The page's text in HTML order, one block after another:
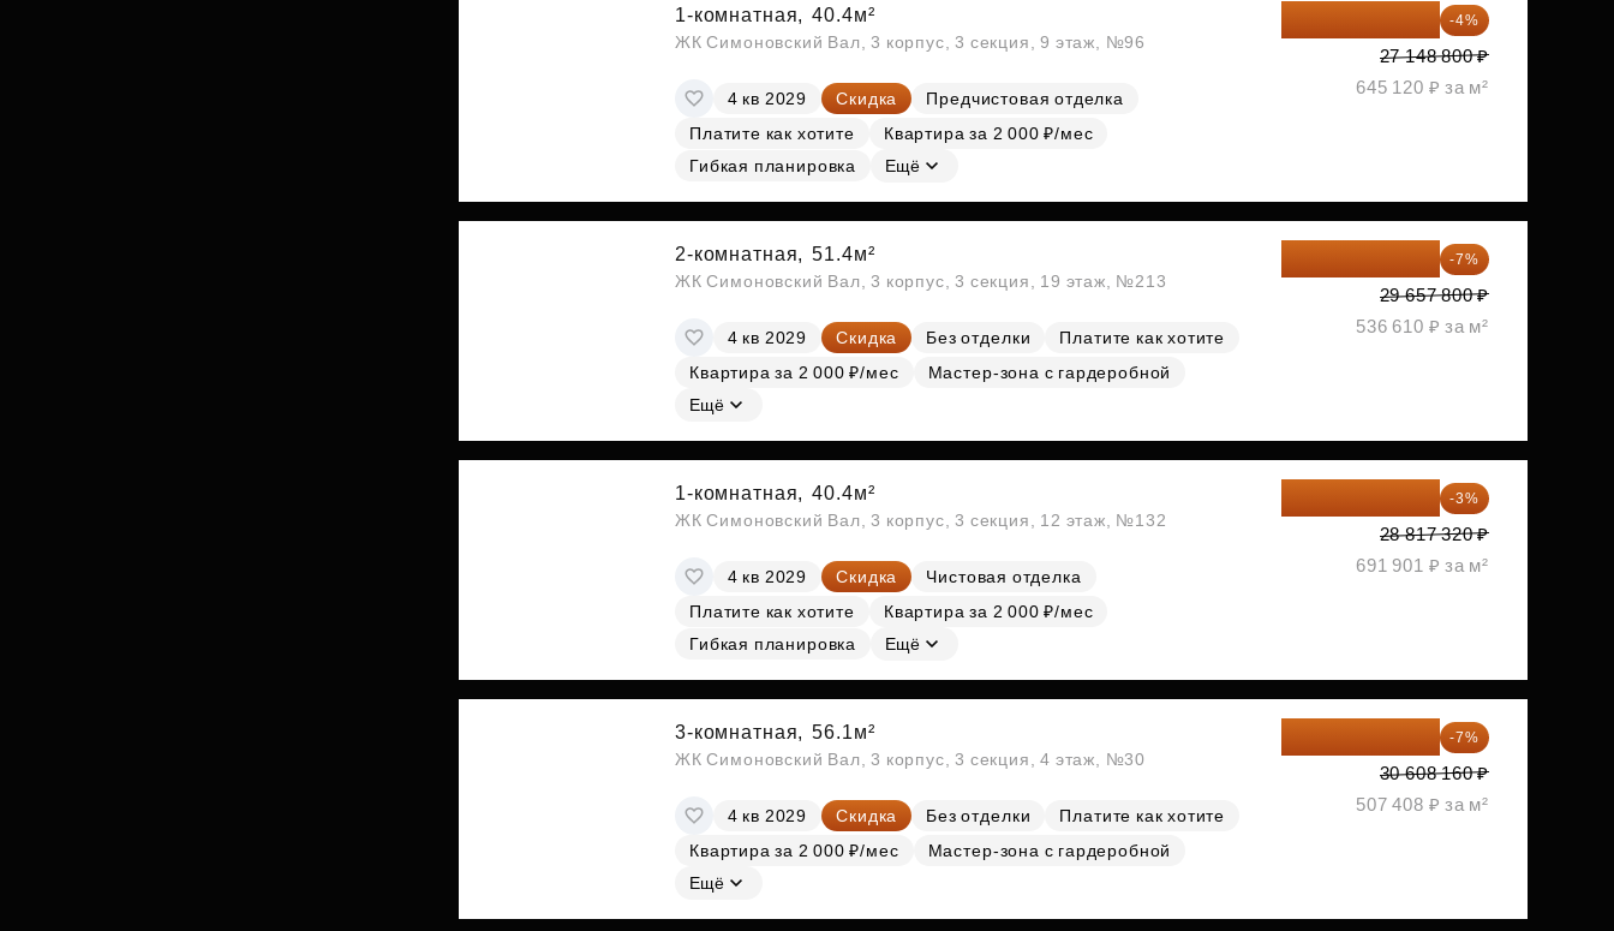
1-комнатная, 40.4м²
ЖК Симоновский Вал, 3 корпус, 3 секция, 9 этаж, №96
4 кв 2029 Скидка
Предчистовая отделка
Платите как хотите
Квартира за 2 000 ₽/мес
Гибкая планировка
Ещё
26 062 848 ₽ -4%
27 148 800 ₽
645 120 ₽ за м²
2-комнатная, 51.4м²
ЖК Симоновский Вал, 3 корпус, 3 секция, 19 этаж, №213
4 кв 2029 Скидка Без отделки
Платите как хотите
Квартира за 2 000 ₽/мес
Мастер-зона с гардеробной
Ещё
27 581 754 ₽ -7%
29 657 800 ₽
536 610 ₽ за м²
1-комнатная, 40.4м²
ЖК Симоновский Вал, 3 корпус, 3 секция, 12 этаж, №132
4 кв 2029 Скидка
Чистовая отделка
Платите как хотите
Квартира за 2 000 ₽/мес
Гибкая планировка
Ещё
27 952 800 ₽ -3%
28 817 320 ₽
691 901 ₽ за м²
3-комнатная, 56.1м²
ЖК Симоновский Вал, 3 корпус, 3 секция, 4 этаж, №30
4 кв 2029 Скидка Без отделки
Платите как хотите
Квартира за 2 000 ₽/мес
Мастер-зона с гардеробной
Ещё
28 465 589 ₽ -7%
30 608 160 ₽
507 408 ₽ за м²